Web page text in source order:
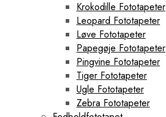
Krokodille Fototapeter
Leopard Fototapeter
Løve Fototapeter
Papegøje Fototapeter
Pingvine Fototapeter
Tiger Fototapeter
Ugle Fototapeter
Zebra Fototapeter